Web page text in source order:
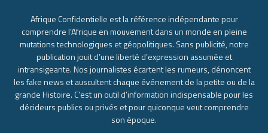
Afrique Confidentielle est la référence indépendante pour
comprendre l’Afrique en mouvement dans un monde en pleine
mutations technologiques et géopolitiques. Sans publicité, notre
publication jouit d’une liberté d’expression assumée et
intransigeante. Nos journalistes écartent les rumeurs, dénoncent
les fake news et auscultent chaque événement de la petite ou de la
grande Histoire. C’est un outil d’information indispensable pour les
décideurs publics ou privés et pour quiconque veut comprendre
son époque.